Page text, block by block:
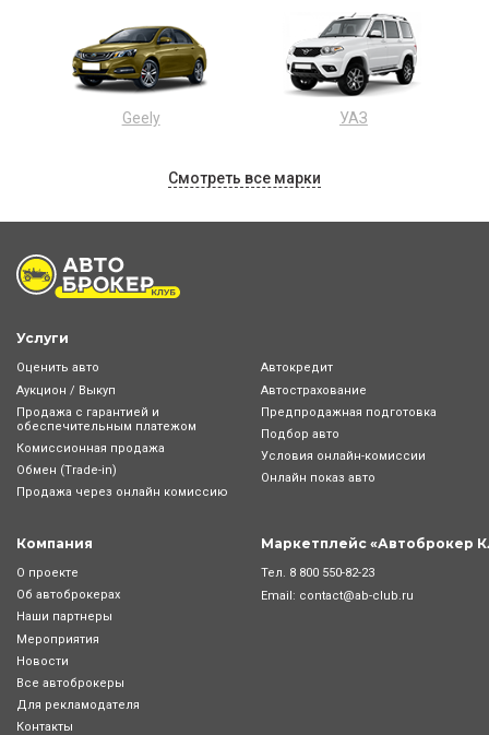
Geely УАЗ
Смотреть все марки
Услуги
Оценить авто
Аукцион / Выкуп
Продажа с гарантией и
обеспечительным платежом
Комиссионная продажа
Обмен (Trade-in)
Продажа через онлайн комиссию
Автокредит
Автострахование
Предпродажная подготовка
Подбор авто
Условия онлайн-комиcсии
Онлайн показ авто
Компания
О проекте
Об автоброкерах
Наши партнеры
Мероприятия
Новости
Все автоброкеры
Для рекламодателя
Контакты
Маркетплейс «Автоброкер
Тел. 8 800 550-82-23
Email: contact@ab-club.ru